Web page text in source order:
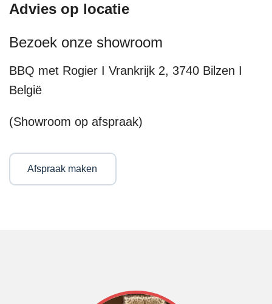
Advies op locatie
Bezoek onze showroom
BBQ met Rogier I Vrankrijk 2, 3740 Bilzen I
België
(Showroom op afspraak)
Afspraak maken